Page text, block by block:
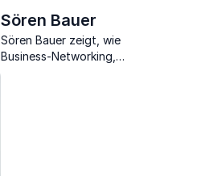
Sören Bauer
Sören Bauer zeigt, wie
Business-Networking,